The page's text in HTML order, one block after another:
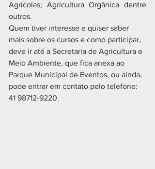
Agrícolas; Agricultura Orgânica dentre
outros.
Quem tiver interesse e quiser saber
mais sobre os cursos e como participar,
deve ir até a Secretaria de Agricultura e
Meio Ambiente, que fica anexa ao
Parque Municipal de Eventos, ou ainda,
pode entrar em contato pelo telefone:
41 98712-9220.